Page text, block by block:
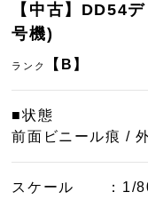
【中古】DD54
号機)
ランク 【B】
■状態
前面ビニール痕 /
スケール
：1/